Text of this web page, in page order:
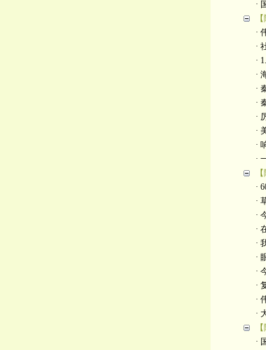
·
·
·
·
·
·
·
·
·
·
·
·
·
·
·
·
·
·
·
·
·
·